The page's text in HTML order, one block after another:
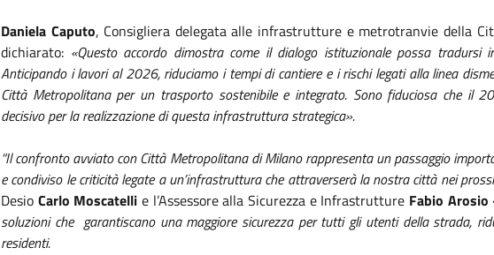
Daniela Caputo, Consigliera delegata alle infrastrutture e metrotranvie della
dichiarato: «Questo accordo dimostra come il dialogo istituzionale possa tradursi
Anticipando i lavori al 2026, riduciamo i tempi di cantiere e i rischi legati alla linea
Città Metropolitana per un trasporto sostenibile e integrato. Sono fiduciosa che il
decisivo per la realizzazione di questa infrastruttura strategica».
“Il confronto avviato con Città Metropolitana di Milano rappresenta un passaggio
e condiviso le criticità legate a un’infrastruttura che attraverserà la nostra città nei
Desio Carlo Moscatelli e l’Assessore alla Sicurezza e Infrastrutture Fabio Arosio
soluzioni che garantiscano una maggiore sicurezza per tutti gli utenti della strada,
residenti.